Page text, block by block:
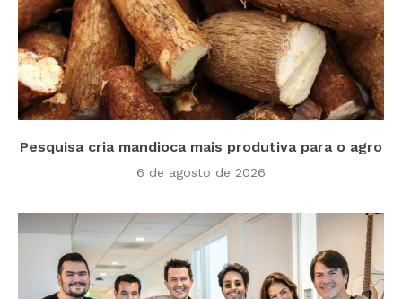
Pesquisa cria mandioca mais produtiva para o agro
6 de agosto de 2026